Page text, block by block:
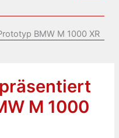
BMW M 1000 XR
M 1000